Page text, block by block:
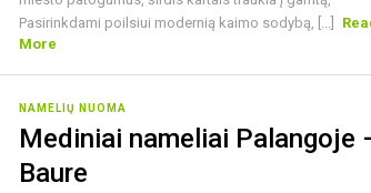
Pasirinkdami poilsiui modernią kaimo sodybą, [...]
More
NAMELIŲ NUOMA
Mediniai nameliai Palangoje
Baure